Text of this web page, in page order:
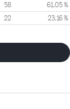
58 61,05 %
22 23,16 %